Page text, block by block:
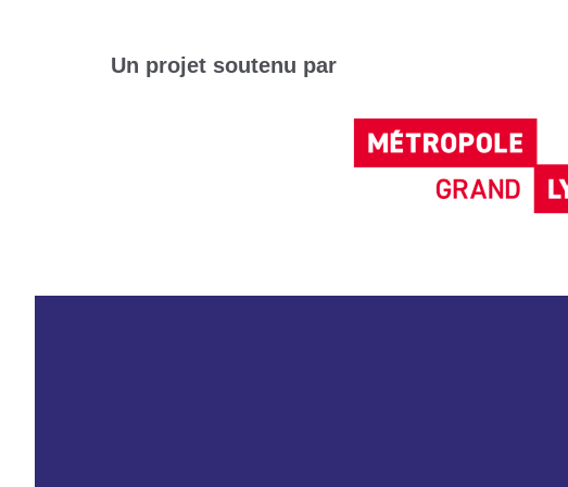
Un projet soutenu par